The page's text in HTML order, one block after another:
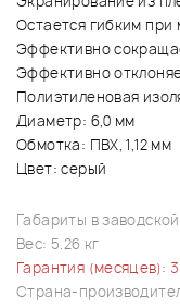
Остается гибким
Эффективно
Эффективно
Полиэтиленовая
Диаметр: 6,0 мм
Обмотка: ПВХ, 1,12 мм
Цвет: серый
Габариты в
Вес: 5.26 кг
Гарантия (месяцев): 3
Страна-